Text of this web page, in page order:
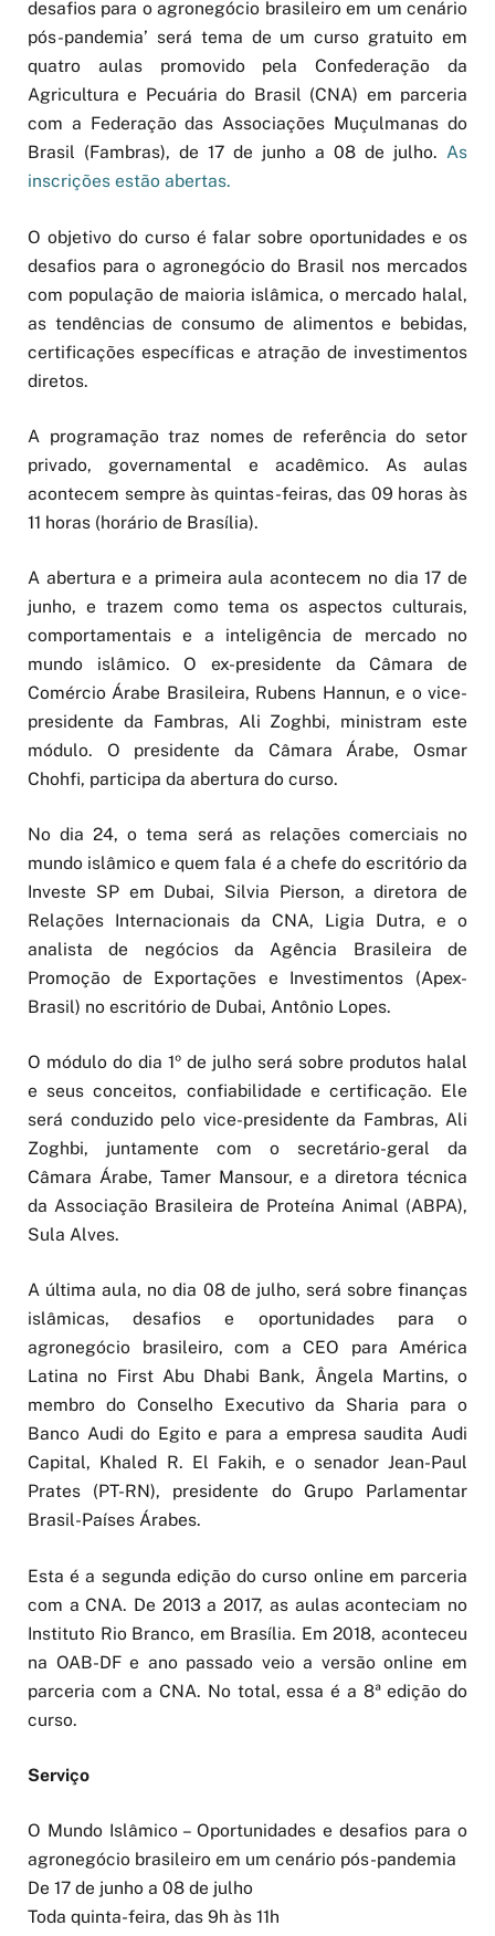
desafios para o agronegócio brasileiro em um cenário
pós-pandemia’ será tema de um curso gratuito em
quatro aulas promovido pela Confederação da
Agricultura e Pecuária do Brasil (CNA) em parceria
com a Federação das Associações Muçulmanas do
Brasil (Fambras), de 17 de junho a 08 de julho. As
inscrições estão abertas.
O objetivo do curso é falar sobre oportunidades e os
desafios para o agronegócio do Brasil nos mercados
com população de maioria islâmica, o mercado halal,
as tendências de consumo de alimentos e bebidas,
certificações específicas e atração de investimentos
diretos.
A programação traz nomes de referência do setor
privado, governamental e acadêmico. As aulas
acontecem sempre às quintas-feiras, das 09 horas às
11 horas (horário de Brasília).
A abertura e a primeira aula acontecem no dia 17 de
junho, e trazem como tema os aspectos culturais,
comportamentais e a inteligência de mercado no
mundo islâmico. O ex-presidente da Câmara de
Comércio Árabe Brasileira, Rubens Hannun, e o vice-
presidente da Fambras, Ali Zoghbi, ministram este
módulo. O presidente da Câmara Árabe, Osmar
Chohfi, participa da abertura do curso.
No dia 24, o tema será as relações comerciais no
mundo islâmico e quem fala é a chefe do escritório da
Investe SP em Dubai, Silvia Pierson, a diretora de
Relações Internacionais da CNA, Ligia Dutra, e o
analista de negócios da Agência Brasileira de
Promoção de Exportações e Investimentos (Apex-
Brasil) no escritório de Dubai, Antônio Lopes.
O módulo do dia 1º de julho será sobre produtos halal
e seus conceitos, confiabilidade e certificação. Ele
será conduzido pelo vice-presidente da Fambras, Ali
Zoghbi, juntamente com o secretário-geral da
Câmara Árabe, Tamer Mansour, e a diretora técnica
da Associação Brasileira de Proteína Animal (ABPA),
Sula Alves.
A última aula, no dia 08 de julho, será sobre finanças
islâmicas, desafios e oportunidades para o
agronegócio brasileiro, com a CEO para América
Latina no First Abu Dhabi Bank, Ângela Martins, o
membro do Conselho Executivo da Sharia para o
Banco Audi do Egito e para a empresa saudita Audi
Capital, Khaled R. El Fakih, e o senador Jean-Paul
Prates (PT-RN), presidente do Grupo Parlamentar
Brasil-Países Árabes.
Esta é a segunda edição do curso online em parceria
com a CNA. De 2013 a 2017, as aulas aconteciam no
Instituto Rio Branco, em Brasília. Em 2018, aconteceu
na OAB-DF e ano passado veio a versão online em
parceria com a CNA. No total, essa é a 8ª edição do
curso.
Serviço
O Mundo Islâmico – Oportunidades e desafios para o
agronegócio brasileiro em um cenário pós-pandemia
De 17 de junho a 08 de julho
Toda quinta-feira, das 9h às 11h